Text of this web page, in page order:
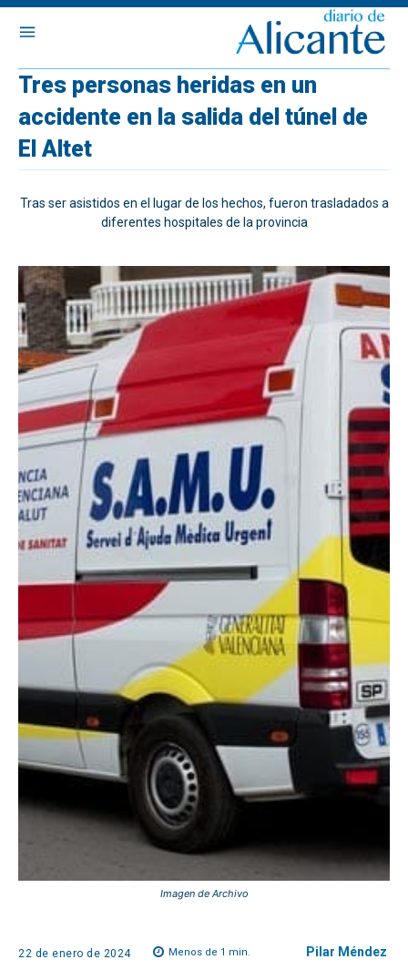
Tres personas heridas en un
accidente en la salida del túnel de
El Altet
Tras ser asistidos en el lugar de los hechos, fueron trasladados a
diferentes hospitales de la provincia
Imagen de Archivo
22 de enero de 2024 Menos de 1 min. Pilar Méndez